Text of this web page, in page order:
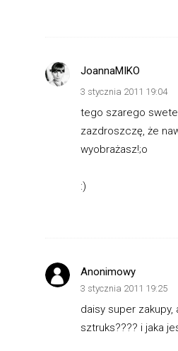
JoannaMIKO
3 stycznia 2011 19:04
tego szarego
zazdroszczę, że
wyobrażasz!;o
:)
Anonimowy
3 stycznia 2011 19:25
daisy super
sztruks???? i jaka